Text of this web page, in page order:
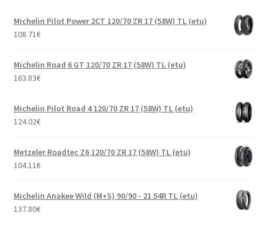
Michelin Pilot Power 2CT 120/70 ZR 17 (58W) TL (etu)
108.71€
Michelin Road 6 GT 120/70 ZR 17 (58W) TL (etu)
163.83€
Michelin Pilot Road 4 120/70 ZR 17 (58W) TL (etu)
124.02€
Metzeler Roadtec Z6 120/70 ZR 17 (58W) TL (etu)
104.11€
Michelin Anakee Wild (M+S) 90/90 - 21 54R TL (etu)
137.80€